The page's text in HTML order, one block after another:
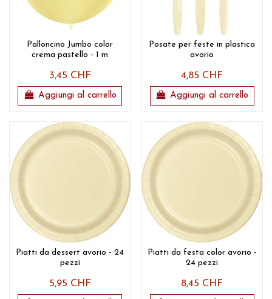
Palloncino Jumbo color
crema pastello - 1 m
3,45 CHF
Aggiungi al carrello
Posate per feste in plastica
avorio
4,85 CHF
Aggiungi al carrello
Piatti da dessert avorio - 24
pezzi
5,95 CHF
Piatti da festa color avorio -
24 pezzi
8,45 CHF